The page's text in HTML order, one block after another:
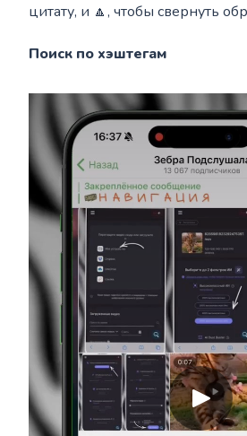
цитату, и 🔼, чтобы свернуть
Поиск по хэштегам